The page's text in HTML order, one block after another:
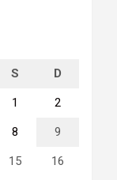
S D
1 2
8 9
15 16